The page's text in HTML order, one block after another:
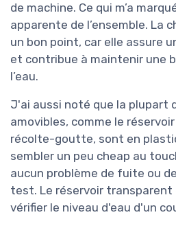
de machine. Ce qui m’a
apparente de l’ensemble. La
un bon point, car elle assure
et contribue à maintenir une
l’eau.
J'ai aussi noté que la plupart
amovibles, comme le
récolte-goutte, sont en
sembler un peu cheap au
aucun problème de fuite ou
test. Le réservoir
vérifier le niveau d'eau d'un